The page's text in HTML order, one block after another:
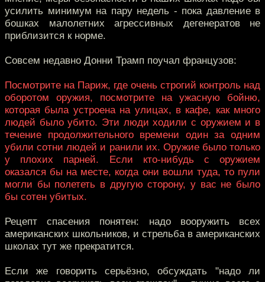
усилить минимум на пару недель - пока давление в
бошках малолетних агрессивных дегенератов не
приблизится к норме.
Совсем недавно Донни Трамп поучал французов:
Посмотрите на Париж, где очень строгий контроль над
оборотом оружия, посмотрите на ужасную бойню,
которая была устроена на улицах, в кафе, как много
людей было убито. Эти люди ходили с оружием и в
течение продолжительного времени один за одним
убили сотни людей и ранили их. Оружие было только
у плохих парней. Если кто-нибудь с оружием
оказался бы на месте, когда они вошли туда, то пули
могли бы полететь в другую сторону, у вас не было
бы сотен убитых.
Рецепт спасения понятен: надо вооружить всех
американских школьников, и стрельба в американских
школах тут же прекратится.
Если же говорить серьёзно, обсуждать "надо ли